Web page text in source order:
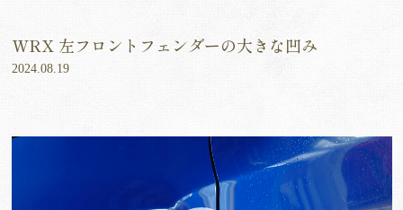
WRX 左フロントフェンダーの大きな凹み
2024.08.19